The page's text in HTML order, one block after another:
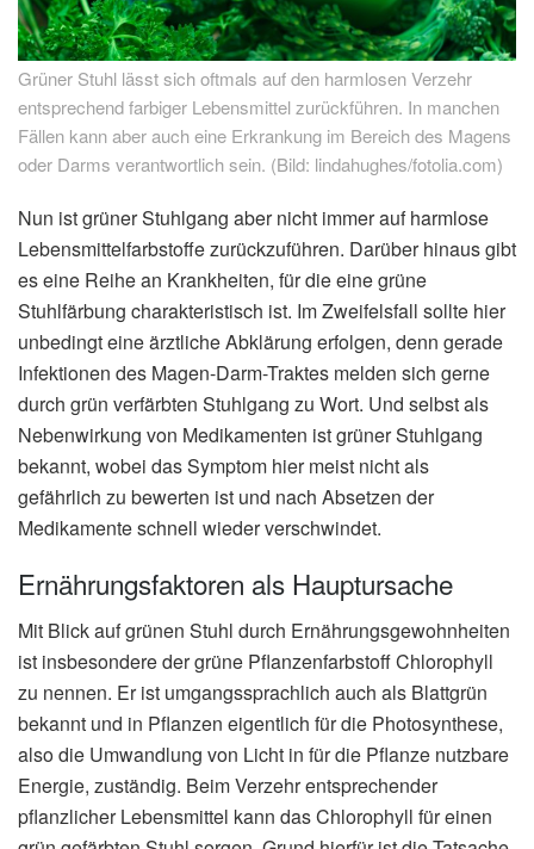
Grüner Stuhl lässt sich oftmals auf den harmlosen Verzehr
entsprechend farbiger Lebensmittel zurückführen. In manchen
Fällen kann aber auch eine Erkrankung im Bereich des Magens
oder Darms verantwortlich sein. (Bild: lindahughes/fotolia.com)
Nun ist grüner Stuhlgang aber nicht immer auf harmlose
Lebensmittelfarbstoffe zurückzuführen. Darüber hinaus gibt
es eine Reihe an Krankheiten, für die eine grüne
Stuhlfärbung charakteristisch ist. Im Zweifelsfall sollte hier
unbedingt eine ärztliche Abklärung erfolgen, denn gerade
Infektionen des Magen-Darm-Traktes melden sich gerne
durch grün verfärbten Stuhlgang zu Wort. Und selbst als
Nebenwirkung von Medikamenten ist grüner Stuhlgang
bekannt, wobei das Symptom hier meist nicht als
gefährlich zu bewerten ist und nach Absetzen der
Medikamente schnell wieder verschwindet.
Ernährungsfaktoren als Hauptursache
Mit Blick auf grünen Stuhl durch Ernährungsgewohnheiten
ist insbesondere der grüne Pflanzenfarbstoff Chlorophyll
zu nennen. Er ist umgangssprachlich auch als Blattgrün
bekannt und in Pflanzen eigentlich für die Photosynthese,
also die Umwandlung von Licht in für die Pflanze nutzbare
Energie, zuständig. Beim Verzehr entsprechender
pflanzlicher Lebensmittel kann das Chlorophyll für einen